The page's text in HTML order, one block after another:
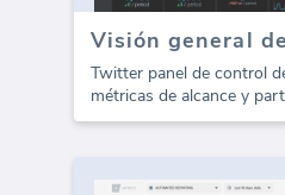
Visión general
Twitter panel de control
métricas de alcance y